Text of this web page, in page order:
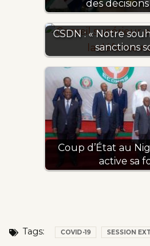
des
CSDN : « Notre
sanctions
Coup d’État au
active sa
Tags: COVID-19 SESSION